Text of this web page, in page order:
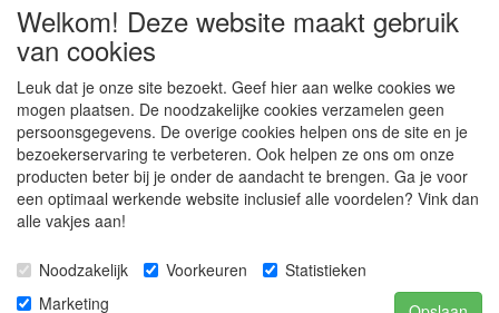
Voornaam
Achternaam
E-mail
Welkom! Deze website maakt gebruik
van cookies
Leuk dat je onze site bezoekt. Geef hier aan welke cookies we
mogen plaatsen. De noodzakelijke cookies verzamelen geen
persoonsgegevens. De overige cookies helpen ons de site en je
bezoekerservaring te verbeteren. Ook helpen ze ons om onze
producten beter bij je onder de aandacht te brengen. Ga je voor
een optimaal werkende website inclusief alle voordelen? Vink dan
alle vakjes aan!
Noodzakelijk Voorkeuren
Statistieken
Marketing